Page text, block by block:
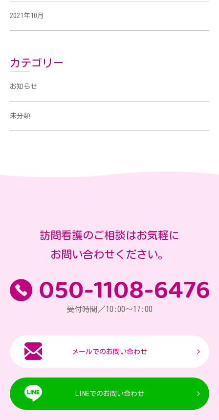
2021年10月
カテゴリー
お知らせ
未分類
訪問看護のご相談はお気軽に
お問い合わせください。
受付時間／10:00～17:00
メールでのお問い合わせ
LINEでのお問い合わせ